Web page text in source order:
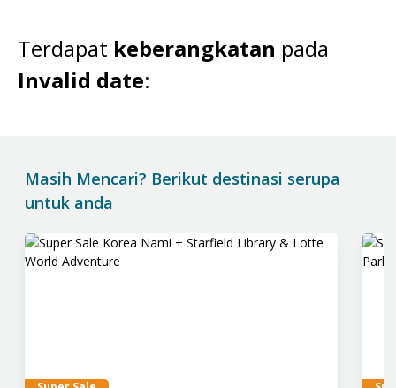
Terdapat keberangkatan pada
Invalid date:
Masih Mencari? Berikut destinasi serupa
untuk anda